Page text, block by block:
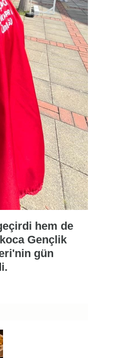
hem de
Gençlik
gün